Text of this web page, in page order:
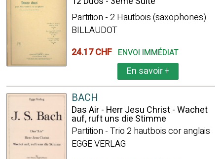
Partition - 2 Hautbois (saxophones)
BILLAUDOT
24.17 CHF ENVOI IMMÉDIAT
En savoir+
BACH
Das Air - Herr Jesu Christ - Wachet
auf, ruft uns die Stimme
Partition - Trio 2 hautbois cor anglais
EGGE VERLAG